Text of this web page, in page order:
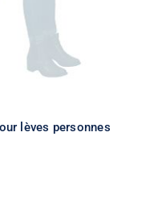
lèves personnes